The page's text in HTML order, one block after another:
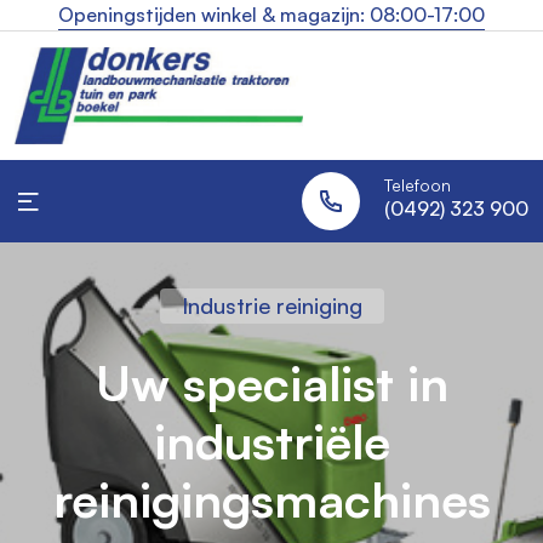
Openingstijden winkel & magazijn: 08:00-17:00
Telefoon
(0492) 323 900
Industrie reiniging
Uw specialist in
industriële
reinigingsmachines
Robotmaaiers
Altijd een strak gazon,
zonder moeite
Landbouw traktoren
Alles voor uw tractor,
onder één dak